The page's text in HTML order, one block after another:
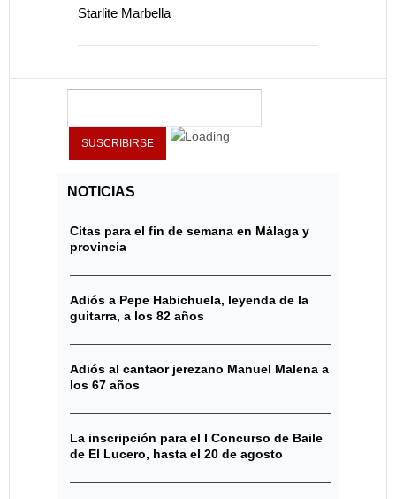
Starlite Marbella
NOTICIAS
Citas para el fin de semana en Málaga y
provincia
Adiós a Pepe Habichuela, leyenda de la
guitarra, a los 82 años
Adiós al cantaor jerezano Manuel Malena a
los 67 años
La inscripción para el I Concurso de Baile
de El Lucero, hasta el 20 de agosto